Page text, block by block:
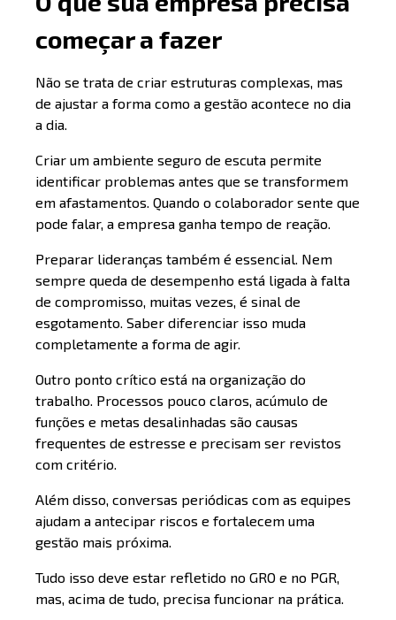
começar a fazer
Não se trata de criar estruturas complexas, mas
de ajustar a forma como a gestão acontece no dia
a dia.
Criar um ambiente seguro de escuta permite
identificar problemas antes que se transformem
em afastamentos. Quando o colaborador sente que
pode falar, a empresa ganha tempo de reação.
Preparar lideranças também é essencial. Nem
sempre queda de desempenho está ligada à falta
de compromisso, muitas vezes, é sinal de
esgotamento. Saber diferenciar isso muda
completamente a forma de agir.
Outro ponto crítico está na organização do
trabalho. Processos pouco claros, acúmulo de
funções e metas desalinhadas são causas
frequentes de estresse e precisam ser revistos
com critério.
Além disso, conversas periódicas com as equipes
ajudam a antecipar riscos e fortalecem uma
gestão mais próxima.
Tudo isso deve estar refletido no GRO e no PGR,
mas, acima de tudo, precisa funcionar na prática.